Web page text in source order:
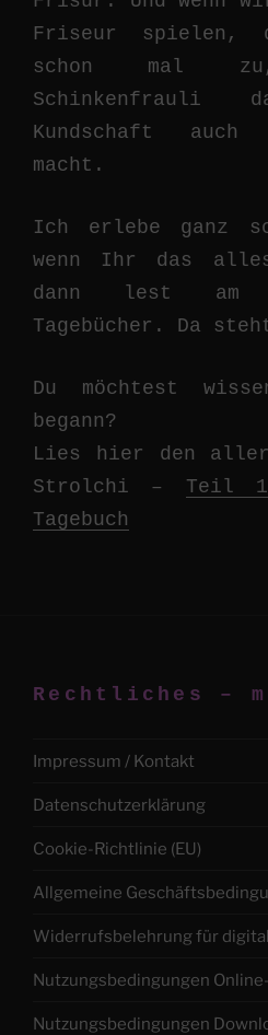
Friseur spielen,
schon mal
Kundschaft
macht.
Ich erlebe ganz
wenn Ihr das
dann lest am
Tagebücher. Da
Du möchtest
begann?
Lies hier den
Strolchi – Teil
Tagebuch
Rechtliches –
Impressum / Kontakt
Datenschutzerklärung
Cookie-Richtlinie (EU)
Allgemeine
Widerrufsbelehrung für
Nutzungsbedingungen
Nutzungsbedingungen